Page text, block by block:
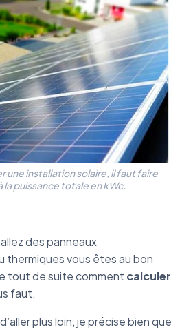
une installation solaire, il faut faire
puissance totale en kWc.
des panneaux
vous êtes au bon
tout de suite comment calculer
faut.
plus loin, je précise bien que